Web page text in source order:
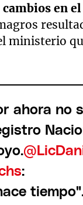
en
ministerio
ahora no
: